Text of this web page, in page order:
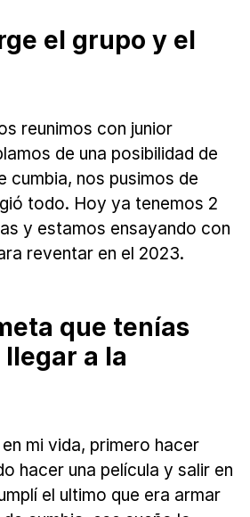
el grupo y el
reunimos con junior
de una posibilidad de
cumbia, nos pusimos de
todo. Hoy ya tenemos 2
y estamos ensayando con
reventar en el 2023.
que tenías
a la
mi vida, primero hacer
hacer una película y salir en
el ultimo que era armar